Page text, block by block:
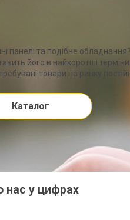
панелі та подібне
його в найкоротші
товари на ринку
Каталог
нас у цифрах